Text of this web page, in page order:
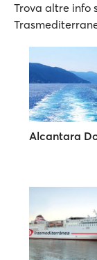
Trova altre info
Alcantara